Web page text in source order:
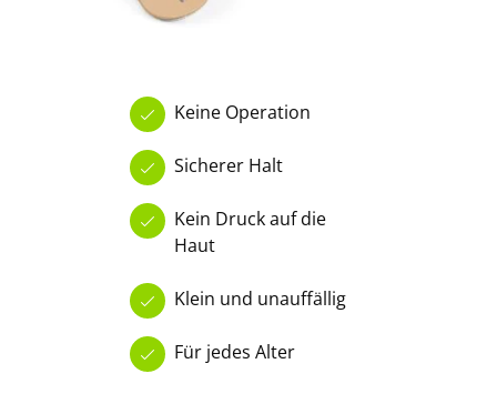
Keine Operation
Sicherer Halt
Kein Druck auf die
Haut
Klein und unauffällig
Für jedes Alter